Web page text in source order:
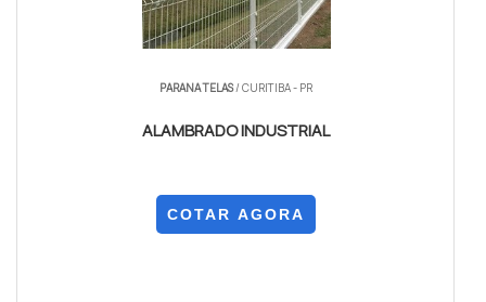
PARANA TELAS/ CURITIBA - PR
ALAMBRADO INDUSTRIAL
COTAR AGORA